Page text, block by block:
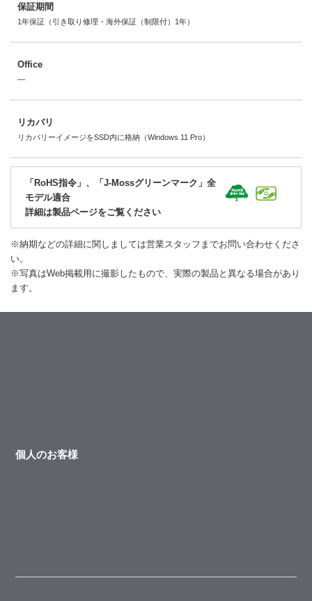
保証期間
1年保証（引き取り修理・海外保証（制限付）1年）
Office
―
リカバリ
リカバリーイメージをSSD内に格納（Windows 11 Pro）
「RoHS指令」、「J-Mossグリーンマーク」全
モデル適合
詳細は製品ページをご覧ください
※納期などの詳細に関しましては営業スタッフまでお問い合わせくださ
い。
※写真はWeb掲載用に撮影したもので、実際の製品と異なる場合があり
ます。
個人のお客様